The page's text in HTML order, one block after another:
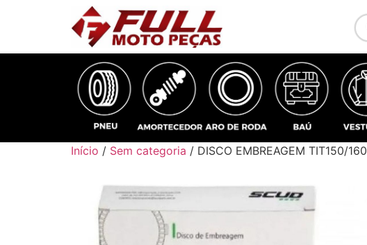
Início / Sem categoria / DISCO EMBREAGEM TIT150/160